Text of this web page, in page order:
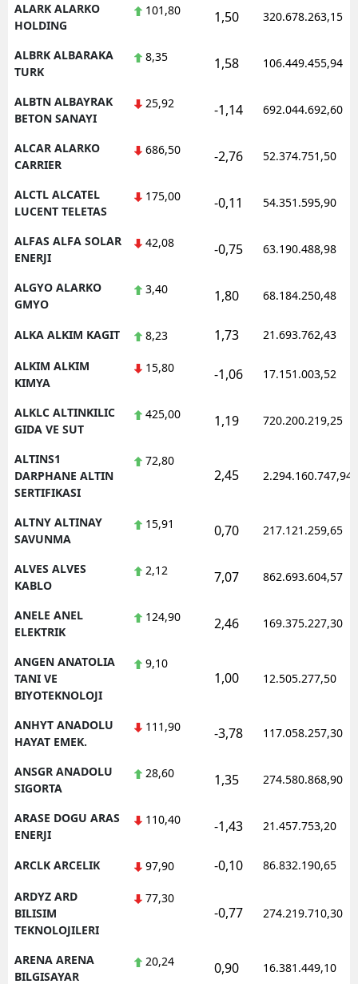
ALARK ALARKO
HOLDING
101,80 1,50 320.678.263,15
ALBRK ALBARAKA
TURK
8,35 1,58 106.449.455,94
ALBTN ALBAYRAK
BETON SANAYI
25,92 -1,14 692.044.692,60
ALCAR ALARKO
CARRIER
686,50 -2,76 52.374.751,50
ALCTL ALCATEL
LUCENT TELETAS
175,00 -0,11 54.351.595,90
ALFAS ALFA SOLAR
ENERJI
42,08 -0,75 63.190.488,98
ALGYO ALARKO
GMYO
3,40 1,80 68.184.250,48
ALKA ALKIM KAGIT 8,23 1,73 21.693.762,43
ALKIM ALKIM
KIMYA
15,80 -1,06 17.151.003,52
ALKLC ALTINKILIC
GIDA VE SUT
425,00 1,19 720.200.219,25
ALTINS1
DARPHANE ALTIN
SERTIFIKASI
72,80
2,45 2.294.160.747,94
ALTNY ALTINAY
SAVUNMA
15,91 0,70 217.121.259,65
ALVES ALVES
KABLO
2,12 7,07 862.693.604,57
ANELE ANEL
ELEKTRIK
124,90 2,46 169.375.227,30
ANGEN ANATOLIA
TANI VE
BIYOTEKNOLOJI
9,10
1,00 12.505.277,50
ANHYT ANADOLU
HAYAT EMEK.
111,90 -3,78 117.058.257,30
ANSGR ANADOLU
SIGORTA
28,60 1,35 274.580.868,90
ARASE DOGU ARAS
ENERJI
110,40 -1,43 21.457.753,20
ARCLK ARCELIK 97,90 -0,10 86.832.190,65
ARDYZ ARD
BILISIM
TEKNOLOJILERI
77,30
-0,77 274.219.710,30
ARENA ARENA
BILGISAYAR
20,24 0,90 16.381.449,10